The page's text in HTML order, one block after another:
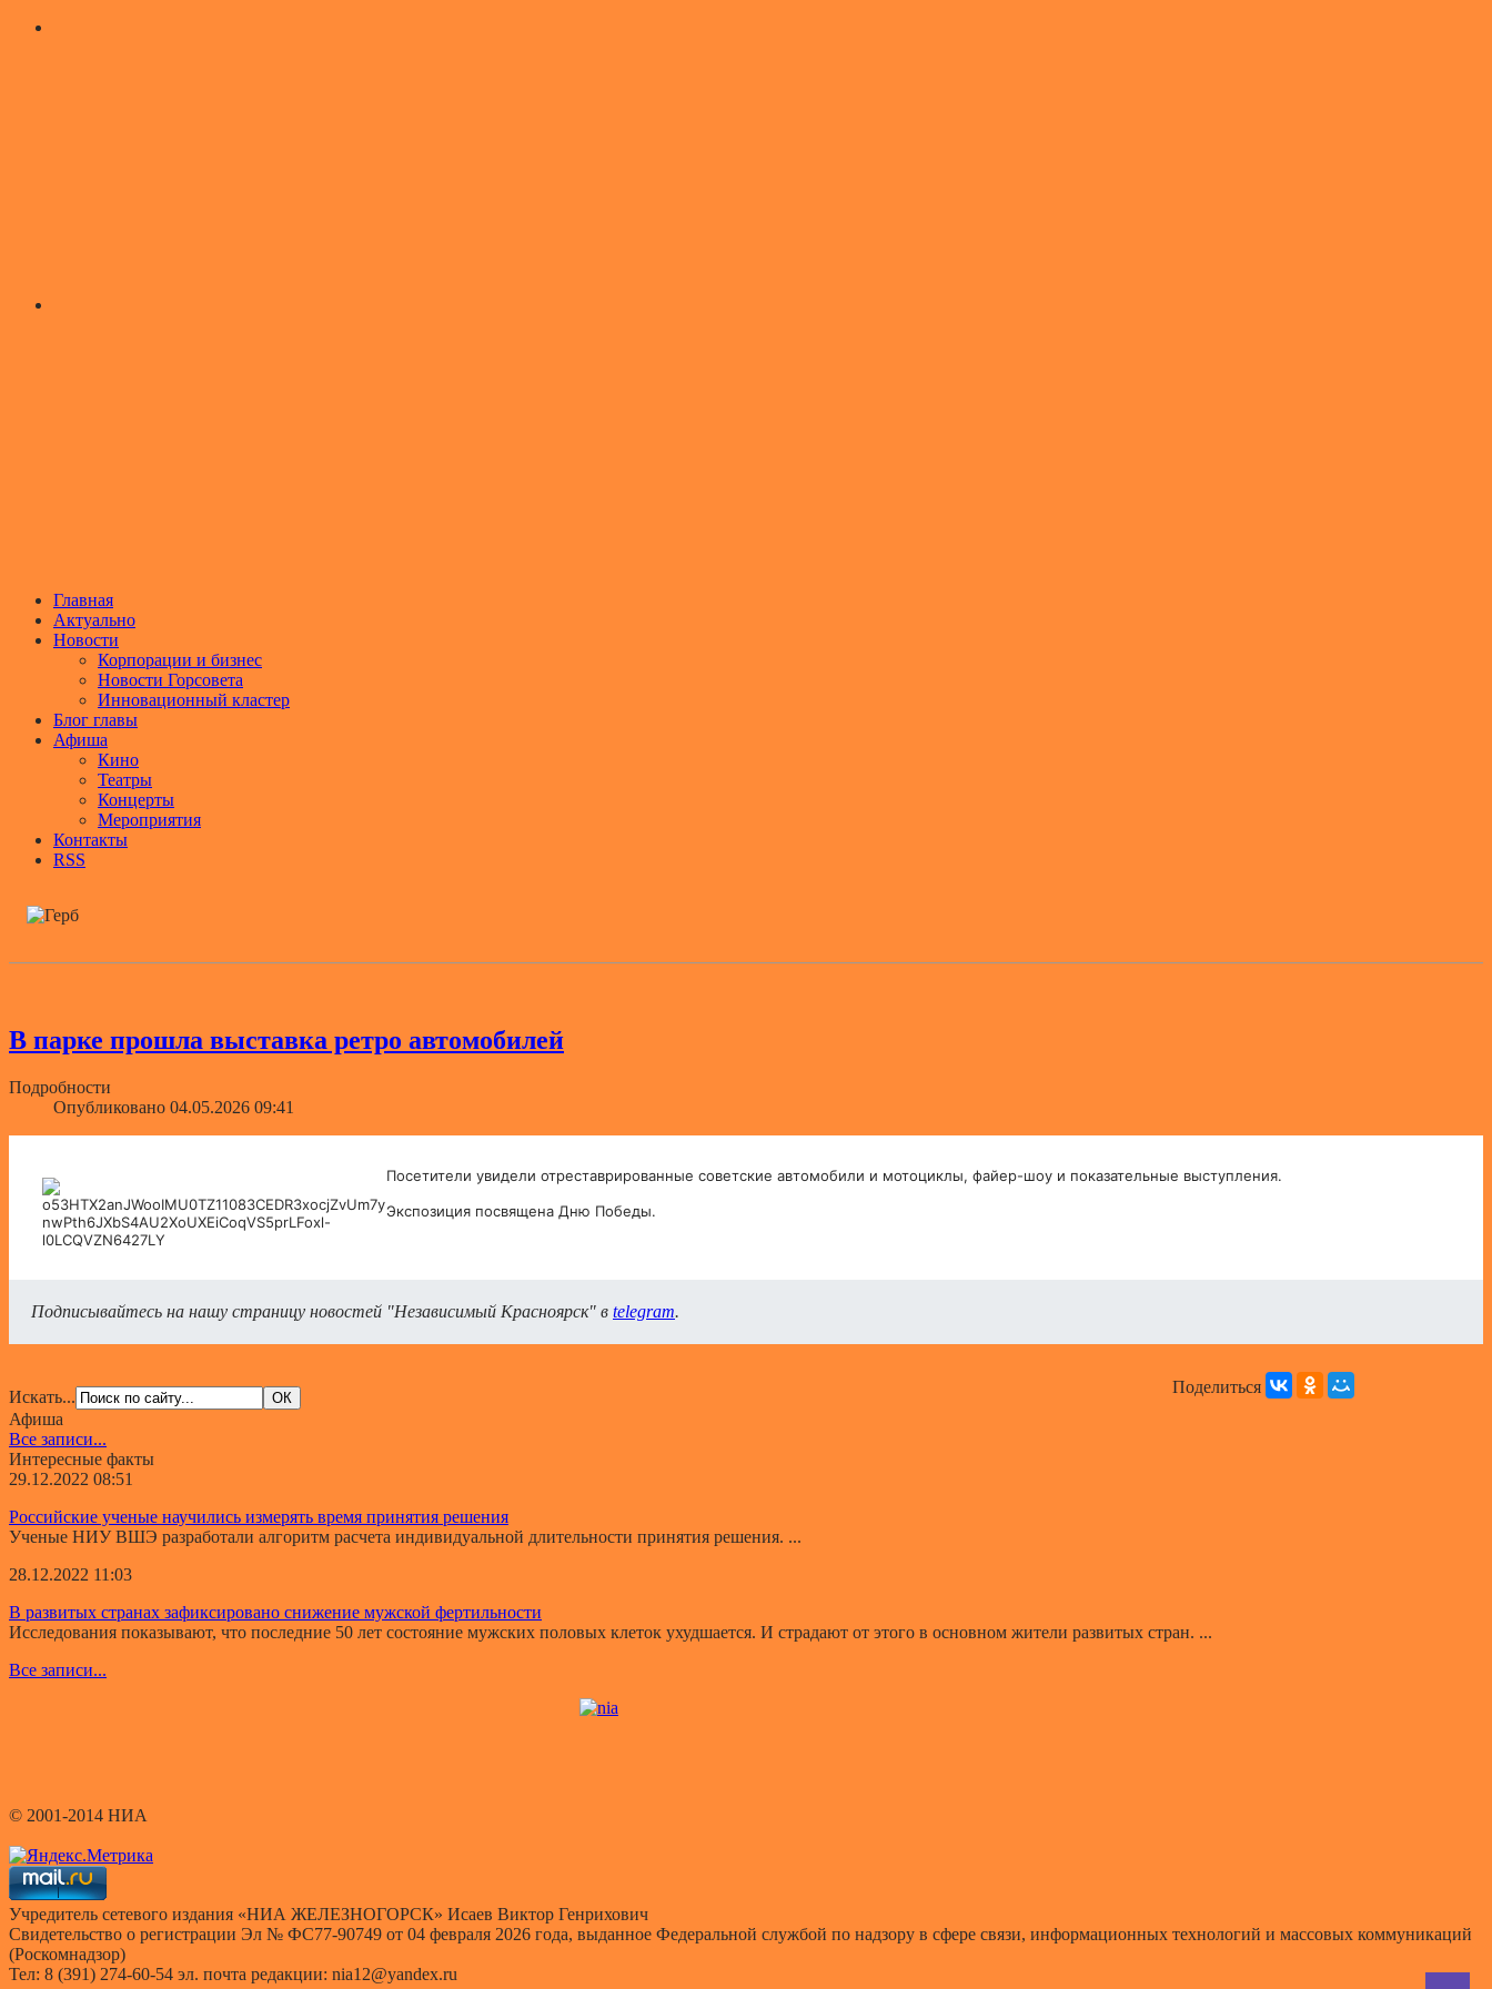
Главная
Актуально
Новости
Корпорации и бизнес
Новости Горсовета
Инновационный кластер
Блог главы
Афиша
Кино
Театры
Концерты
Мероприятия
Контакты
RSS
В парке прошла выставка ретро автомобилей
Подробности
Опубликовано 04.05.2026 09:41
Посетители увидели отреставрированные советские автомобили и мотоциклы, файер-шоу и показательные выступления.
Экспозиция посвящена Дню Победы.
Подписывайтесь на нашу страницу новостей "Независимый Красноярск" в telegram.
Поделиться
Искать...
Афиша
Все записи...
Интересные факты
29.12.2022 08:51
Российские ученые научились измерять время принятия решения
Ученые НИУ ВШЭ разработали алгоритм расчета индивидуальной длительности принятия решения. ...
28.12.2022 11:03
В развитых странах зафиксировано снижение мужской фертильности
Исследования показывают, что последние 50 лет состояние мужских половых клеток ухудшается. И страдают от этого в основном жители развитых стран. ...
Все записи...
© 2001-2014 НИА
Учредитель сетевого издания «НИА ЖЕЛЕЗНОГОРСК» Исаев Виктор Генрихович
Свидетельство о регистрации Эл № ФС77-90749 от 04 февраля 2026 года, выданное Федеральной службой по надзору в сфере связи, информационных технологий и массовых коммуникаций
(Роскомнадзор)
Тел: 8 (391) 274-60-54 эл. почта редакции: nia12@yandex.ru